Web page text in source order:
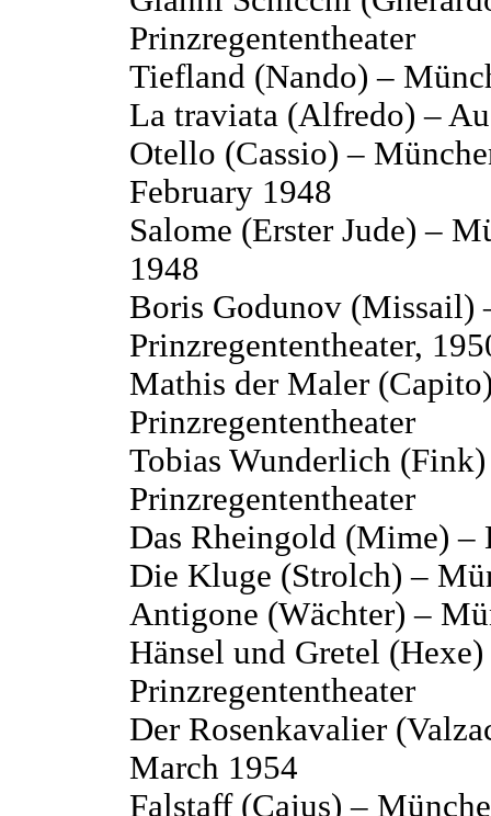
Prinzregententheater
Tiefland (Nando) –
La traviata (Alfredo) –
Otello (Cassio) –
February 1948
Salome (Erster Jude) –
1948
Boris Godunov (Missail)
Prinzregententheater,
Mathis der Maler
Prinzregententheater
Tobias Wunderlich
Prinzregententheater
Das Rheingold (Mime) –
Die Kluge (Strolch) –
Antigone (Wächter) –
Hänsel und Gretel
Prinzregententheater
Der Rosenkavalier
March 1954
Falstaff (Cajus) –